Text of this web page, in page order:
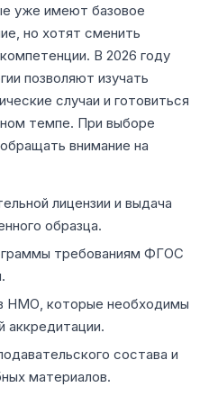
уже имеют базовое
но хотят сменить
В 2026 году
позволяют изучать
случаи и готовиться
темпе. При выборе
внимание на
лицензии и выдача
образца.
требованиям ФГОС
НМО, которые необходимы
аккредитации.
состава и
материалов.